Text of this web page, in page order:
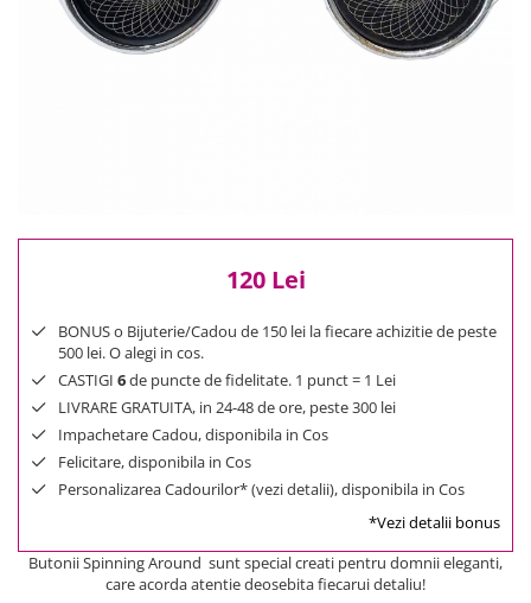
Cele mai vandute
Cele mai votate
300 Lei - 500 Lei
120 Lei
BONUS o Bijuterie/Cadou de 150 lei la fiecare achizitie de peste
500 lei. O alegi in cos.
CASTIGI 6de puncte de fidelitate. 1 punct = 1 Lei
LIVRARE GRATUITA, in 24-48 de ore, peste 300 lei
Impachetare Cadou, disponibila in Cos
Felicitare, disponibila in Cos
Personalizarea Cadourilor* (vezi detalii), disponibila in Cos
*Vezi detalii bonus
Butonii Spinning Around sunt special creati pentru domnii eleganti,
care acorda atentie deosebita fiecarui detaliu!